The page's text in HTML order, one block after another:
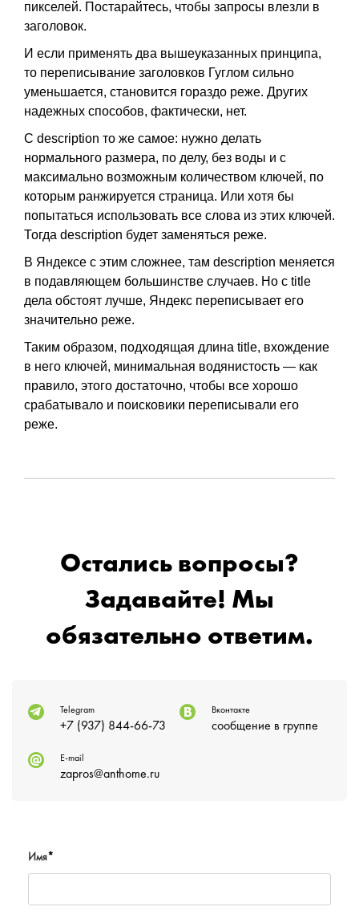
пикселей. Постарайтесь, чтобы запросы влезли в
заголовок.
И если применять два вышеуказанных принципа,
то переписывание заголовков Гуглом сильно
уменьшается, становится гораздо реже. Других
надежных способов, фактически, нет.
С description то же самое: нужно делать
нормального размера, по делу, без воды и с
максимально возможным количеством ключей, по
которым ранжируется страница. Или хотя бы
попытаться использовать все слова из этих ключей.
Тогда description будет заменяться реже.
В Яндексе с этим сложнее, там description меняется
в подавляющем большинстве случаев. Но с title
дела обстоят лучше, Яндекс переписывает его
значительно реже.
Таким образом, подходящая длина title, вхождение
в него ключей, минимальная водянистость — как
правило, этого достаточно, чтобы все хорошо
срабатывало и поисковики переписывали его
реже.
Остались вопросы?
Задавайте! Мы
обязательно ответим.
Telegram
+7 (937) 844-66-73
Вконтакте
сообщение в группе
E-mail
zapros@anthome.ru
Имя*